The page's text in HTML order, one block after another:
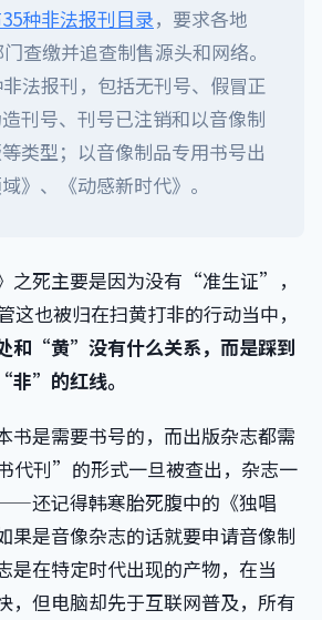
种非法报刊目录，要求各地
查缴并追查制售源头和网络。
法报刊，包括无刊号、假冒正
刊号、刊号已注销和以音像制
类型；以音像制品专用书号出
》、《动感新时代》。
之死主要是因为没有“准生证”，
也被归在扫黄打非的行动当中，
和“黄”没有什么关系，而是踩到
非”的红线。
书是需要书号的，而出版杂志都需
代刊”的形式一旦被查出，杂志一
还记得韩寒胎死腹中的《独唱
果是音像杂志的话就要申请音像制
是在特定时代出现的产物，在当
，但电脑却先于互联网普及，所有